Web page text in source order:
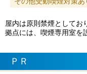
屋内は原則禁煙としてお
拠点には、喫煙専用室を
ＰＲ